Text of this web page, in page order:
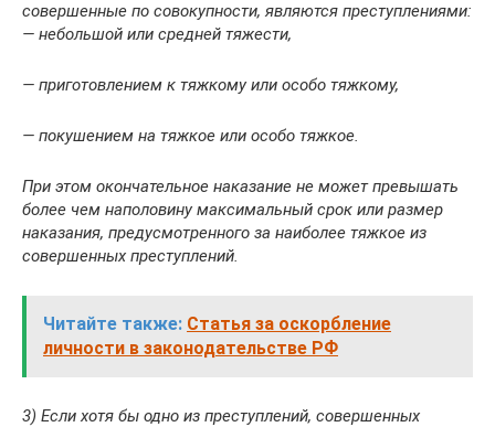
совершенные по совокупности, являются преступлениями:
— небольшой или средней тяжести,
— приготовлением к тяжкому или особо тяжкому,
— покушением на тяжкое или особо тяжкое.
При этом окончательное наказание не может превышать
более чем наполовину максимальный срок или размер
наказания, предусмотренного за наиболее тяжкое из
совершенных преступлений.
Читайте также: Статья за оскорбление
личности в законодательстве РФ
3) Если хотя бы одно из преступлений, совершенных